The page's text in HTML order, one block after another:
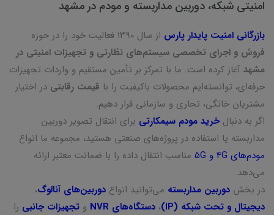
امنیتی شبکه، دوربین مداربسته و مودم در مشهد
بازرگانی امنیت پایدار پارس از سال ۱۳۹۰ فعالیت خود را در حوزه
فروش و اجرای تخصصی سیستم‌های نظارتی و تجهیزات امنیتی در
مشهد آغاز کرده است. ما با تمرکز بر تأمین مستقیم و واردات تجهیزات
حرفه‌ای، توانسته‌ایم محصولات باکیفیت را با قیمت رقابتی در اختیار
مشتریان خانگی، تجاری و سازمانی قرار دهیم.
اگر به دنبالخرید مودم سیمکارتی برای انتقال تصویر دوربین
مداربسته یا استفاده در پروژه‌های صنعتی هستید، مجموعه ما انواع
مودم‌های 4G و 5G
مناسب انتقال داده را با ضمانت معتبر ارائه
می‌دهد.
در بخش دوربین مداربسته می‌توانید انواع دوربین‌های آنالوگ،
دیجیتال و تحت شبکه (IP)
، دستگاه‌های NVR و تجهیزات جانبی را